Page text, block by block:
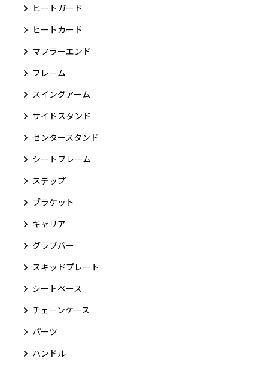
ヒートガード
ヒートカード
マフラーエンド
フレーム
スイングアーム
サイドスタンド
センタースタンド
シートフレーム
ステップ
ブラケット
キャリア
グラブバー
スキッドプレート
シートベース
チェーンケース
パーツ
ハンドル